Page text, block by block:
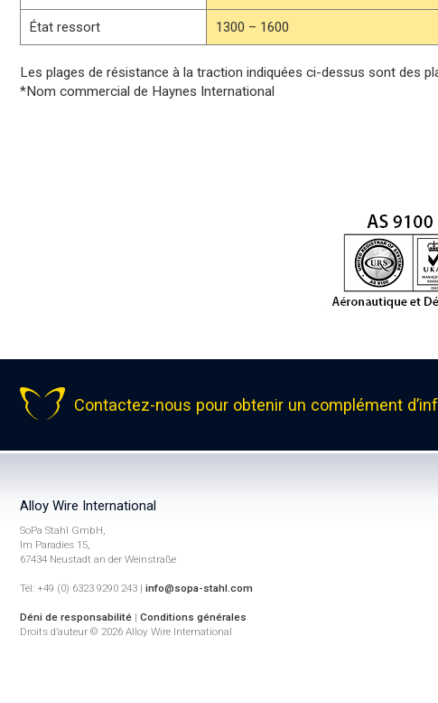
État ressort 1300 – 1600
Les plages de résistance à la traction indiquées ci-dessus sont des
*Nom commercial de Haynes International
Contactez-nous pour obtenir un complément
Alloy Wire International
SoPa Stahl GmbH,
Im Paradies 15,
67434 Neustadt an der Weinstraße
Tél: +49 (0) 6323 9290 243 | info@sopa-stahl.com
Déni de responsabilité | Conditions générales
Droits d’auteur © 2026 Alloy Wire International